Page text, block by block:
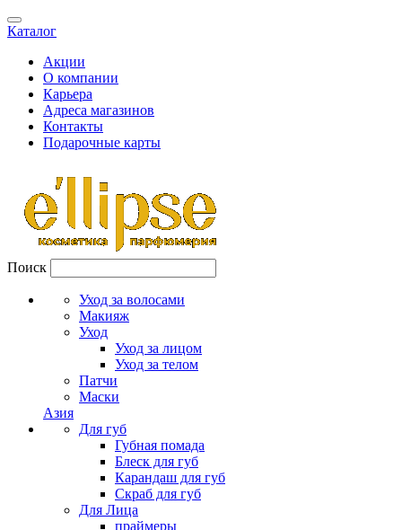
Каталог
Акции
О компании
Карьера
Адреса магазинов
Контакты
Подарочные карты
Поиск
Уход за волосами
Макияж
Уход
Уход за лицом
Уход за телом
Патчи
Маски
Азия
Для губ
Губная помада
Блеск для губ
Карандаш для губ
Скраб для губ
Для Лица
праймеры